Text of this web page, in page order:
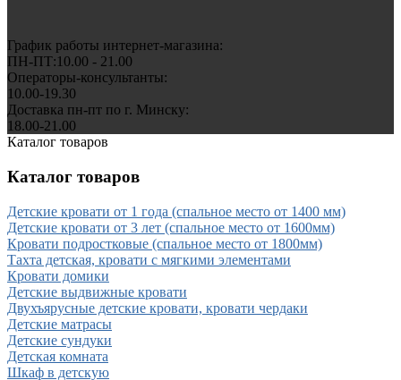
График работы интернет-магазина:
ПН-ПТ:10.00 - 21.00
Операторы-консультанты:
10.00-19.30
Доставка пн-пт по г. Минску:
18.00-21.00
Каталог товаров
Каталог товаров
Детские кровати от 1 года (спальное место от 1400 мм)
Детские кровати от 3 лет (спальное место от 1600мм)
Кровати подростковые (спальное место от 1800мм)
Тахта детская, кровати с мягкими элементами
Кровати домики
Детские выдвижные кровати
Двухъярусные детские кровати, кровати чердаки
Детские матрасы
Детские сундуки
Детская комната
Шкаф в детскую